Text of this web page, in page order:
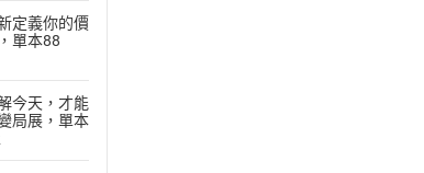
定義你的價
單本88
今天，才能
局展，單本